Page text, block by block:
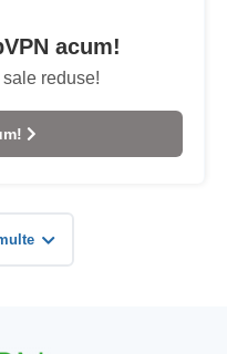
acum!
reduse!